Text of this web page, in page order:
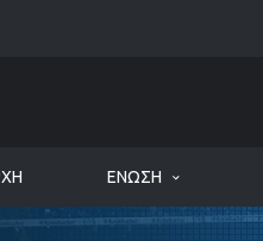
ΈΝΩΣΗ